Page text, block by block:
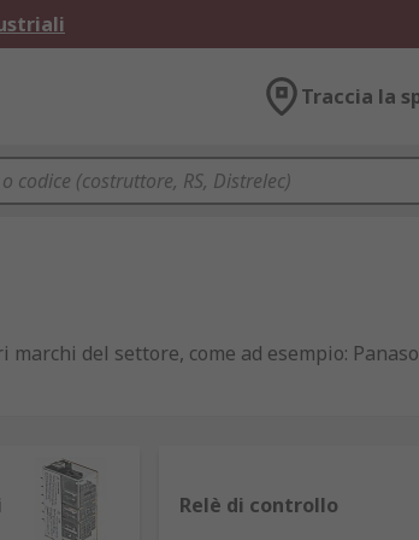
Traccia la
del settore, come ad esempio:
piccola e, grazie alla loro
Relè di controllo